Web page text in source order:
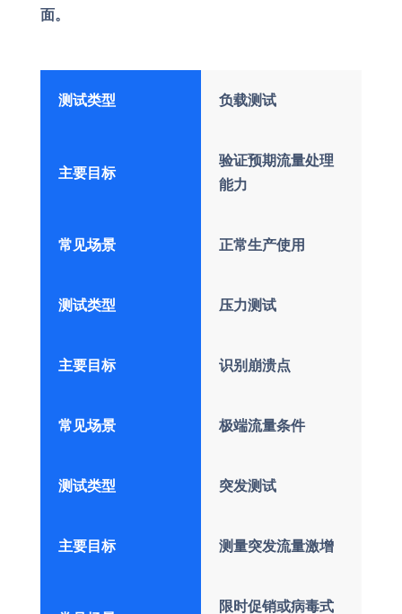
面。
测试类型 负载测试
主要目标
验证预期流量处理
能力
常见场景 正常生产使用
测试类型 压力测试
主要目标 识别崩溃点
常见场景 极端流量条件
测试类型 突发测试
主要目标 测量突发流量激增
限时促销或病毒式